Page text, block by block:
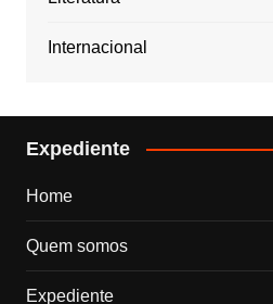
Internacional
Expediente
Home
Quem somos
Expediente